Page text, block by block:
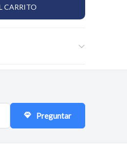
CARRITO
Preguntar